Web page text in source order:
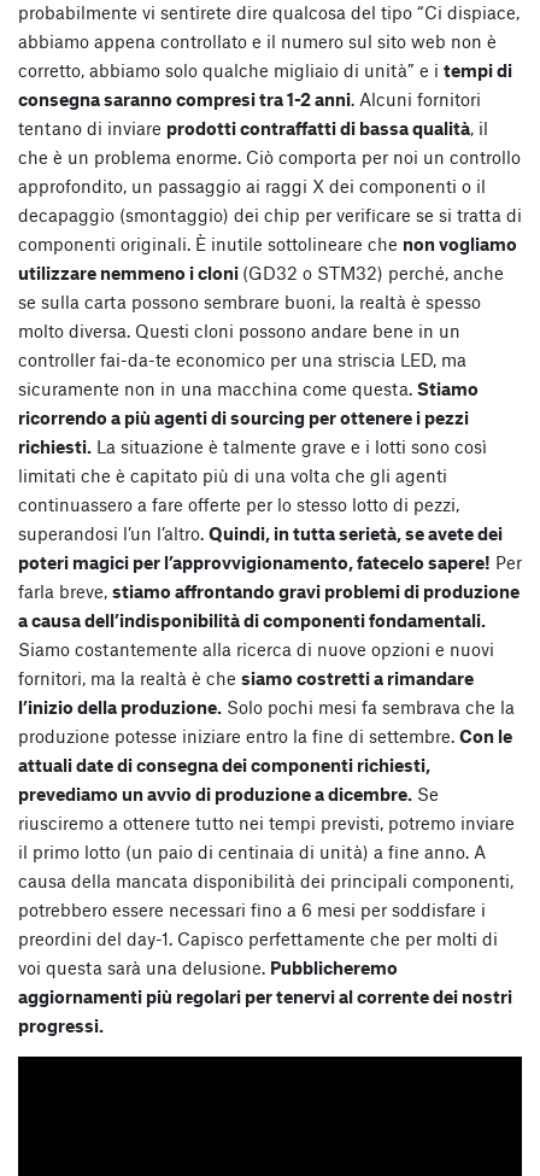
probabilmente vi sentirete dire qualcosa del tipo “Ci dispiace,
abbiamo appena controllato e il numero sul sito web non è
corretto, abbiamo solo qualche migliaio di unità” e i tempi di
consegna saranno compresi tra 1-2 anni. Alcuni fornitori
tentano di inviare prodotti contraffatti di bassa qualità, il
che è un problema enorme. Ciò comporta per noi un controllo
approfondito, un passaggio ai raggi X dei componenti o il
decapaggio (smontaggio) dei chip per verificare se si tratta di
componenti originali. È inutile sottolineare che non vogliamo
utilizzare nemmeno i cloni (GD32 o STM32) perché, anche
se sulla carta possono sembrare buoni, la realtà è spesso
molto diversa. Questi cloni possono andare bene in un
controller fai-da-te economico per una striscia LED, ma
sicuramente non in una macchina come questa. Stiamo
ricorrendo a più agenti di sourcing per ottenere i pezzi
richiesti. La situazione è talmente grave e i lotti sono così
limitati che è capitato più di una volta che gli agenti
continuassero a fare offerte per lo stesso lotto di pezzi,
superandosi l’un l’altro. Quindi, in tutta serietà, se avete dei
poteri magici per l’approvvigionamento, fatecelo sapere! Per
farla breve, stiamo affrontando gravi problemi di produzione
a causa dell’indisponibilità di componenti fondamentali.
Siamo costantemente alla ricerca di nuove opzioni e nuovi
fornitori, ma la realtà è che siamo costretti a rimandare
l’inizio della produzione. Solo pochi mesi fa sembrava che la
produzione potesse iniziare entro la fine di settembre. Con le
attuali date di consegna dei componenti richiesti,
prevediamo un avvio di produzione a dicembre. Se
riusciremo a ottenere tutto nei tempi previsti, potremo inviare
il primo lotto (un paio di centinaia di unità) a fine anno. A
causa della mancata disponibilità dei principali componenti,
potrebbero essere necessari fino a 6 mesi per soddisfare i
preordini del day-1. Capisco perfettamente che per molti di
voi questa sarà una delusione. Pubblicheremo
aggiornamenti più regolari per tenervi al corrente dei nostri
progressi.